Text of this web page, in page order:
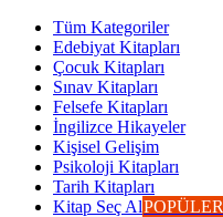
Tüm Kategoriler
Edebiyat Kitapları
Çocuk Kitapları
Sınav Kitapları
Felsefe Kitapları
İngilizce Hikayeler
Kişisel Gelişim
Psikoloji Kitapları
Tarih Kitapları
Kitap Seç AlPOPÜLER